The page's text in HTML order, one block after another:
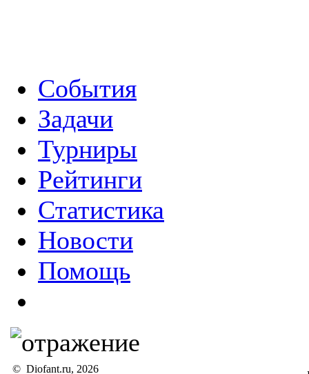
События
Задачи
Турниры
Рейтинги
Статистика
Новости
Помощь
© Diofant.ru, 2026